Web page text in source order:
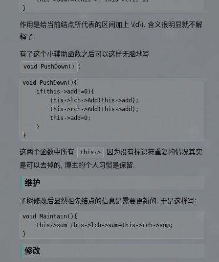
作用是给当前结点所代表的区间加上 \(d\). 含义很明显就不解
释了.
有了这个小辅助函数之后可以这样无脑地写
void PushDown() :
void PushDown(){
    if(this->add!=0){
        this->lch->Add(this->add);
        this->rch->Add(this->add);
        this->add=0;
    }
这两个函数中所有 this->
因为没有标识符重复的情况其实
是可以去掉的, 博主的个人习惯是保留.
维护
子树修改后显然祖先结点的信息是需要更新的, 于是这样写:
void Maintain(){
    this->sum=this->lch->sum+this->rch->sum;
修改